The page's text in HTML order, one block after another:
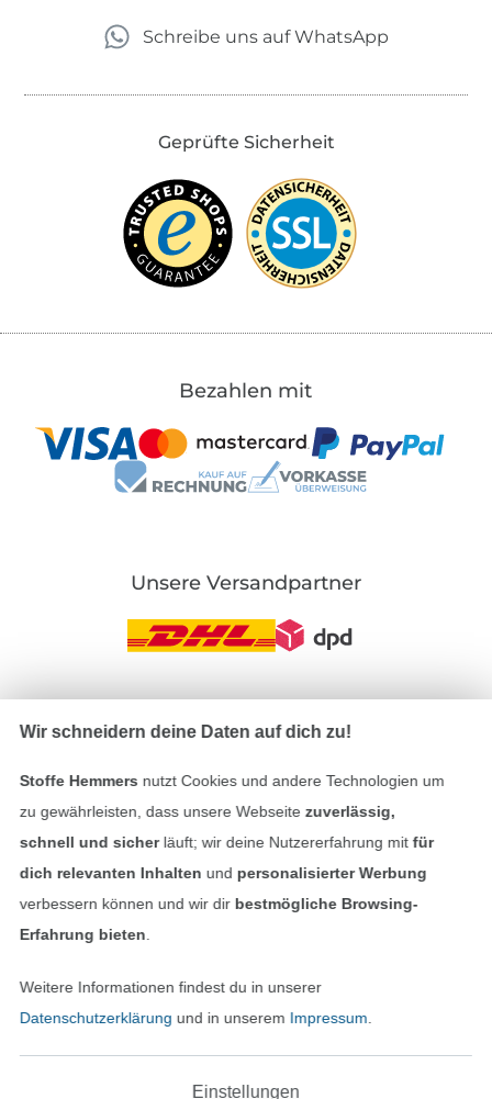
Schreibe uns auf WhatsApp
Geprüfte Sicherheit
Bezahlen mit
Unsere Versandpartner
Impressum
Datenschutz
Kontakt
Bestellung widerrufen
In den deutschen Shop wechseln (aktuell
Wir schneidern deine Daten auf dich zu!
Stoffe Hemmers nutzt Cookies und andere Technologien um
zu gewährleisten, dass unsere Webseite zuverlässig,
schnell und sicherläuft; wir deine Nutzererfahrung mitfür
dich relevanten Inhalten und personalisierter Werbung
verbessern können und wir dir bestmögliche Browsing-
Erfahrung bieten
Weitere Informationen findest du in unserer
Datenschutzerklärung und in unserem Impressum
Einstellungen